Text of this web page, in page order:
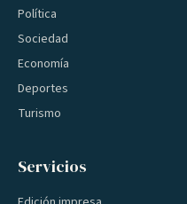
Política
Sociedad
Economía
Deportes
Turismo
Servicios